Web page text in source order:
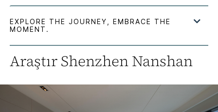
AraştırShenzhen Nanshan